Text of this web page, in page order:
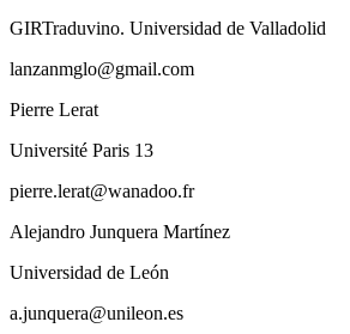
GIRTraduvino. Universidad de Valladolid
lanzanmglo@gmail.com
Pierre Lerat
Université Paris 13
pierre.lerat@wanadoo.fr
Alejandro Junquera Martínez
Universidad de León
a.junquera@unileon.es